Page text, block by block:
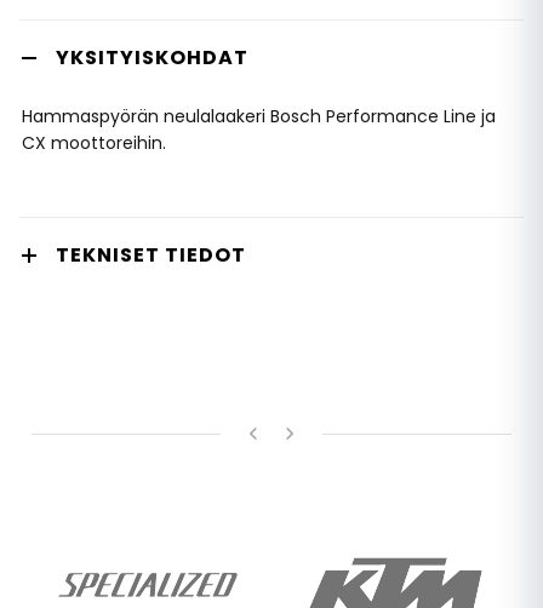
YKSITYISKOHDAT
Hammaspyörän neulalaakeri Bosch Performance Line ja
CX moottoreihin.
TEKNISET TIEDOT